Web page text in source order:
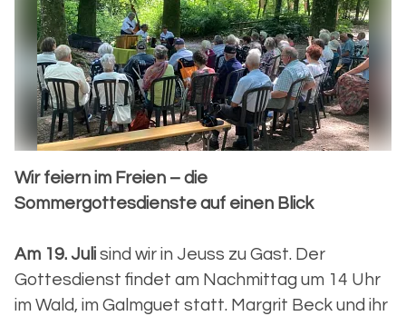
Wir feiern im Freien – die
Sommergottesdienste auf einen Blick
Am 19. Juli sind wir in Jeuss zu Gast. Der
Gottesdienst findet am Nachmittag um 14 Uhr
im Wald, im Galmguet statt. Margrit Beck und ihr